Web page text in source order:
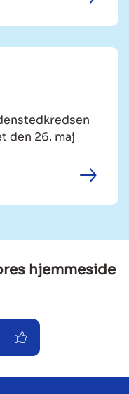
den 26. maj
hjemmeside